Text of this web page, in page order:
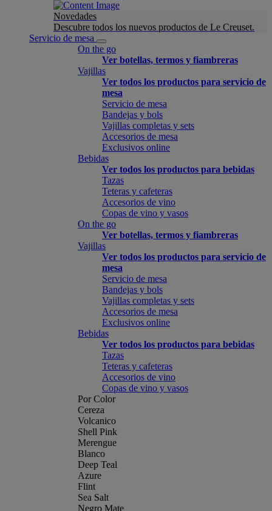
Novedades
Descubre todos los nuevos productos de Le Creuset.
Servicio de mesa
On the go
Ver botellas, termos y fiambreras
Vajillas
Ver todos los productos para servicio de
mesa
Servicio de mesa
Bandejas y bols
Vajillas completas y sets
Accesorios de mesa
Exclusivos online
Bebidas
Ver todos los productos para bebidas
Tazas
Teteras y cafeteras
Accesorios de vino
Copas de vino y vasos
On the go
Ver botellas, termos y fiambreras
Vajillas
Ver todos los productos para servicio de
mesa
Servicio de mesa
Bandejas y bols
Vajillas completas y sets
Accesorios de mesa
Exclusivos online
Bebidas
Ver todos los productos para bebidas
Tazas
Teteras y cafeteras
Accesorios de vino
Copas de vino y vasos
Por Color
Cereza
Volcanico
Shell Pink
Merengue
Blanco
Deep Teal
Azure
Flint
Sea Salt
Negro Mate